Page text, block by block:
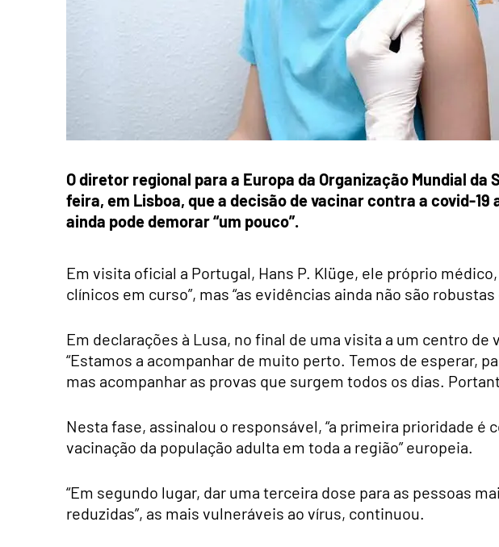
O diretor regional para a Europa da Organização Mundial da
feira, em Lisboa, que a decisão de vacinar contra a covid-19
ainda pode demorar “um pouco”.
Em visita oficial a Portugal, Hans P. Klüge, ele próprio
clínicos em curso”, mas “as evidências ainda não são robustas
Em declarações à Lusa, no final de uma visita a um centro de
“Estamos a acompanhar de muito perto. Temos de esperar,
mas acompanhar as provas que surgem todos os dias.
Nesta fase, assinalou o responsável, “a primeira prioridade é
vacinação da população adulta em toda a região” europeia.
“Em segundo lugar, dar uma terceira dose para as pessoas
reduzidas”, as mais vulneráveis ao vírus, continuou.